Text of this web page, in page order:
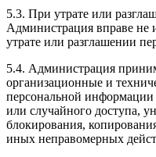
5.3. При утрате или
Администрация вправе не
утрате или разглашении
5.4. Администрация
организационные и
персональной информации
или случайного доступа,
блокирования,
иных неправомерных